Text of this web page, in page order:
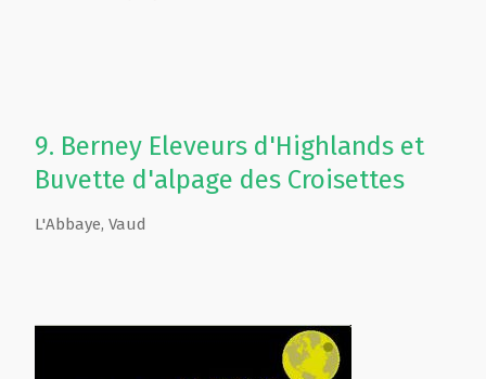
9. Berney Eleveurs d'Highlands et
Buvette d'alpage des Croisettes
L'Abbaye, Vaud